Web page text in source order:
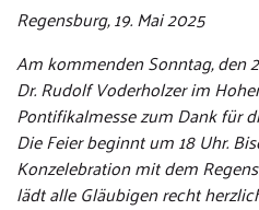
Regensburg, 19. Mai 2025
Am kommenden Sonntag, den
Dr. Rudolf Voderholzer im
Pontifikalmesse zum Dank für
Die Feier beginnt um 18 Uhr.
Konzelebration mit dem
lädt alle Gläubigen recht